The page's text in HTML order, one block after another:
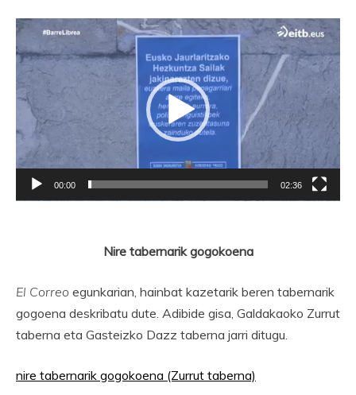
Bideo
erreproduzigailua
00:00 02:36
Nire tabernarik gogokoena
El Correo egunkarian, hainbat kazetarik beren tabernarik
gogoena deskribatu dute. Adibide gisa, Galdakaoko Zurrut
taberna eta Gasteizko Dazz taberna jarri ditugu.
nire tabernarik gogokoena (Zurrut taberna)